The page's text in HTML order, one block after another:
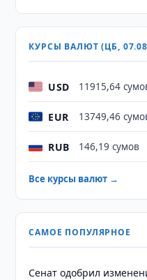
КУРСЫ ВАЛЮТ (ЦБ,
USD 11915,64
EUR 13749,46
RUB 146,19 сумов
Все курсы валют →
САМОЕ ПОПУЛЯРНОЕ
Сенат одобрил